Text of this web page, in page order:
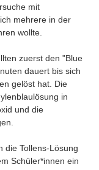
mit
mehrere in der
wollte.
zuerst den "Blue
dauert bis sich
gelöst hat. Die
in
und die
die Tollens-Lösung
Schüler*innen ein